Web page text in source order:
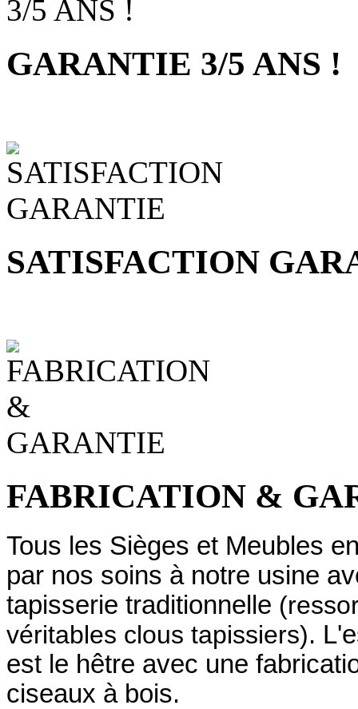
GARANTIE 3/5 ANS !
SATISFACTION
FABRICATION &
Tous les Sièges et Meubles
par nos soins à notre usine
tapisserie traditionnelle
véritables clous tapissiers).
est le hêtre avec une
ciseaux à bois.